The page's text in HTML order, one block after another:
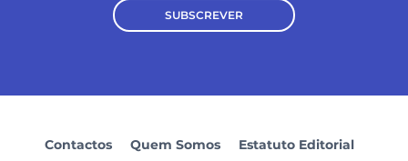
SUBSCREVER
Contactos Quem Somos
Estatuto Editorial